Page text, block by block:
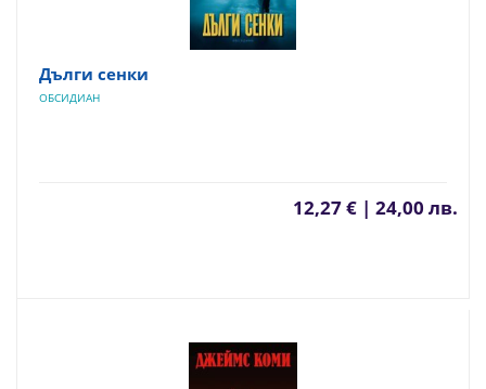
Дълги сенки
ОБСИДИАН
12,27 € | 24,00 лв.